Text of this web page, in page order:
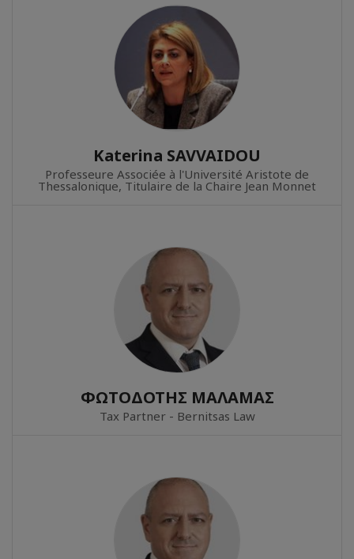
Katerina SAVVAIDOU
Professeure Associée à l'Université Aristote de
Thessalonique, Titulaire de la Chaire Jean Monnet
ΦΩΤΟΔΟΤΗΣ ΜΑΛΑΜΑΣ
Tax Partner - Bernitsas Law